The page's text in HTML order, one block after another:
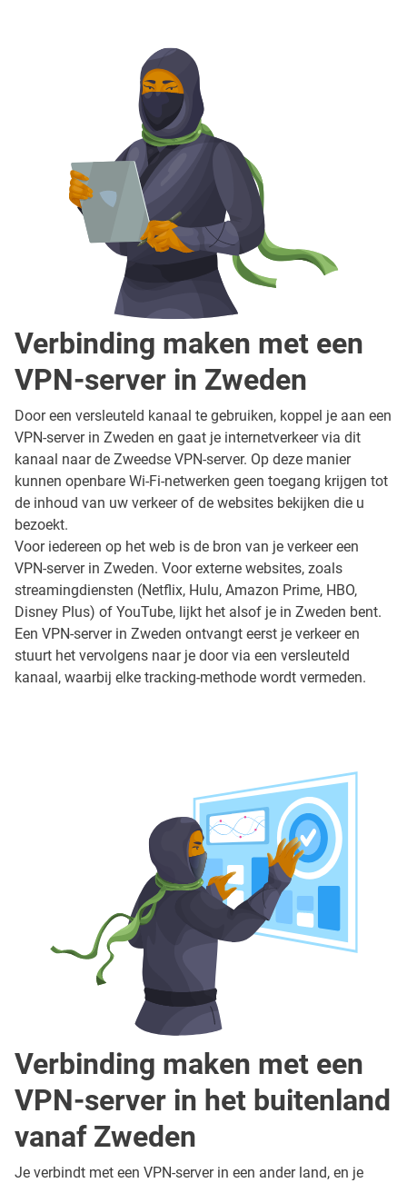
Verbinding maken met een
VPN-server in Zweden
Door een versleuteld kanaal te gebruiken, koppel je aan een
VPN-server in Zweden en gaat je internetverkeer via dit
kanaal naar de Zweedse VPN-server. Op deze manier
kunnen openbare Wi-Fi-netwerken geen toegang krijgen tot
de inhoud van uw verkeer of de websites bekijken die u
bezoekt.
Voor iedereen op het web is de bron van je verkeer een
VPN-server in Zweden. Voor externe websites, zoals
streamingdiensten (Netflix, Hulu, Amazon Prime, HBO,
Disney Plus) of YouTube, lijkt het alsof je in Zweden bent.
Een VPN-server in Zweden ontvangt eerst je verkeer en
stuurt het vervolgens naar je door via een versleuteld
kanaal, waarbij elke tracking-methode wordt vermeden.
Verbinding maken met een
VPN-server in het buitenland
vanaf Zweden
Je verbindt met een VPN-server in een ander land, en je